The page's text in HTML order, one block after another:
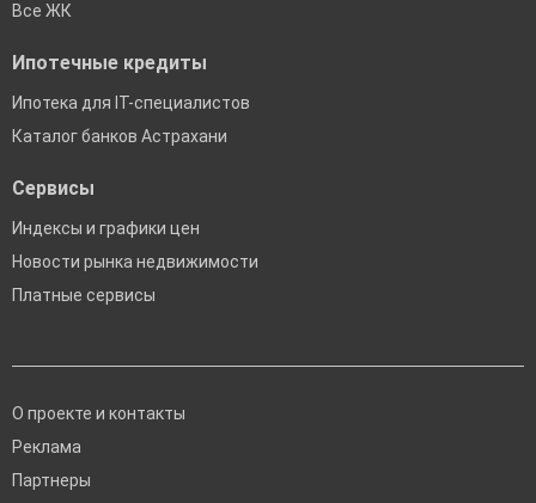
Все ЖК
Ипотечные кредиты
Ипотека для IT-специалистов
Каталог банков Астрахани
Сервисы
Индексы и графики цен
Новости рынка недвижимости
Платные сервисы
О проекте и контакты
Реклама
Партнеры